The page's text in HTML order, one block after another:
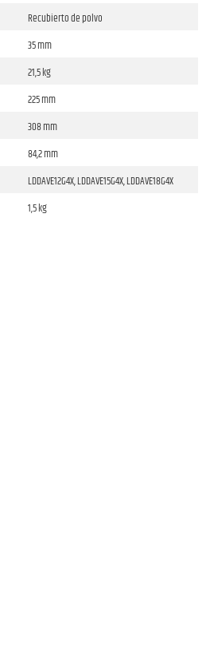
Recubierto de polvo
35 mm
21,5 kg
225 mm
308 mm
84,2 mm
LDDAVE12G4X, LDDAVE15G4X, LDDAVE18G4X
1,5 kg